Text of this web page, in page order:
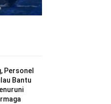
Personel
Bantu